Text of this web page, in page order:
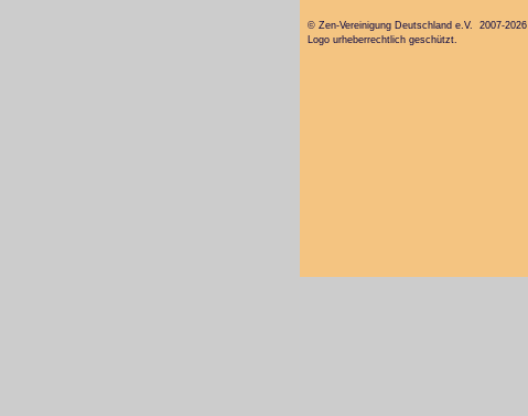
© Zen-Vereinigung Deutschland e.V. 2007-2026
Logo urheberrechtlich geschützt.